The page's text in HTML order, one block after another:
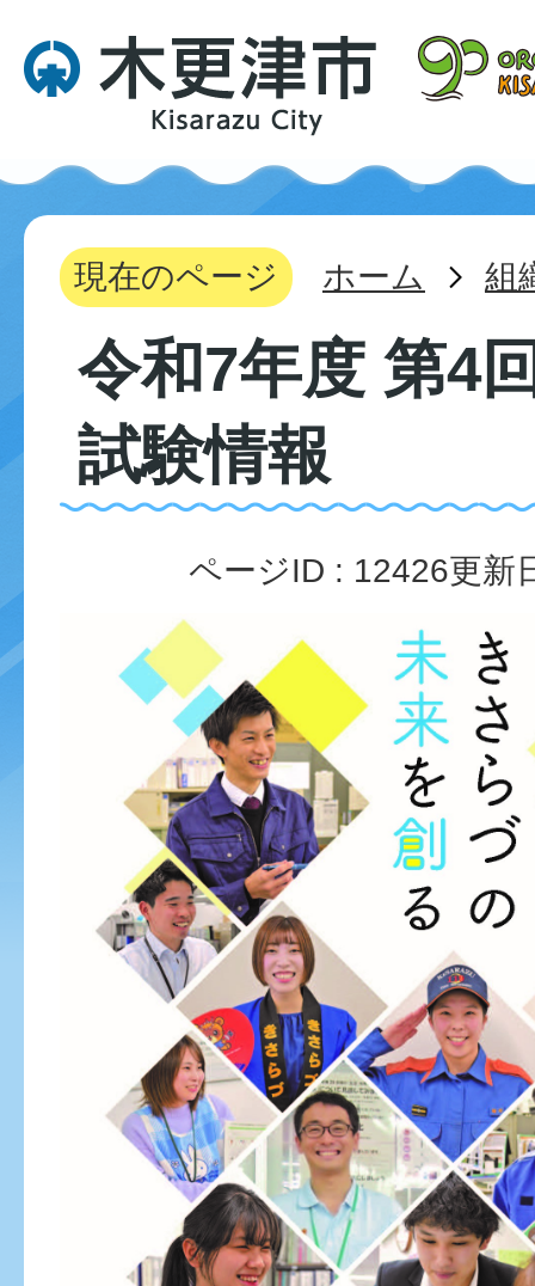
現在のページ ホーム 組
令和7年度 第4
試験情報
ページID : 12426更新